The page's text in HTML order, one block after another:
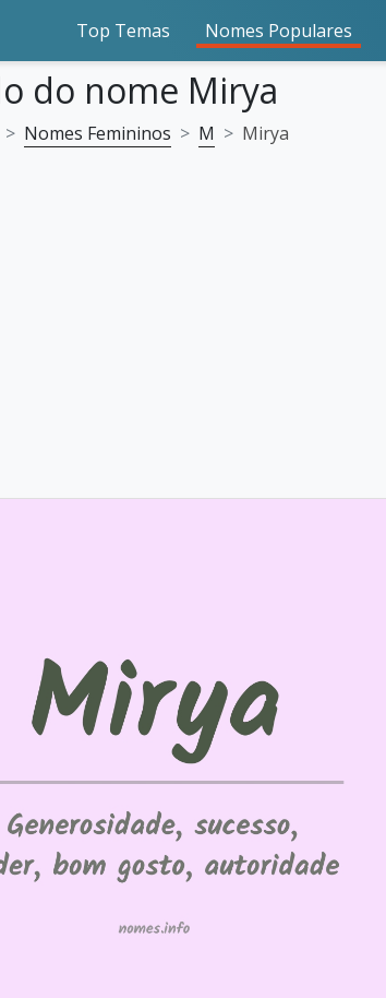
Top Temas Nomes Populares
do nome Mirya
Nomes Femininos M Mirya